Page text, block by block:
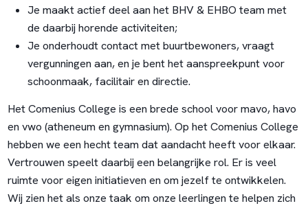
Je maakt actief deel aan het BHV & EHBO team met
de daarbij horende activiteiten;
Je onderhoudt contact met buurtbewoners, vraagt
vergunningen aan, en je bent het aanspreekpunt voor
schoonmaak, facilitair en directie.
Het Comenius College is een brede school voor mavo, havo
en vwo (atheneum en gymnasium). Op het Comenius College
hebben we een hecht team dat aandacht heeft voor elkaar.
Vertrouwen speelt daarbij een belangrijke rol. Er is veel
ruimte voor eigen initiatieven en om jezelf te ontwikkelen.
Wij zien het als onze taak om onze leerlingen te helpen zich